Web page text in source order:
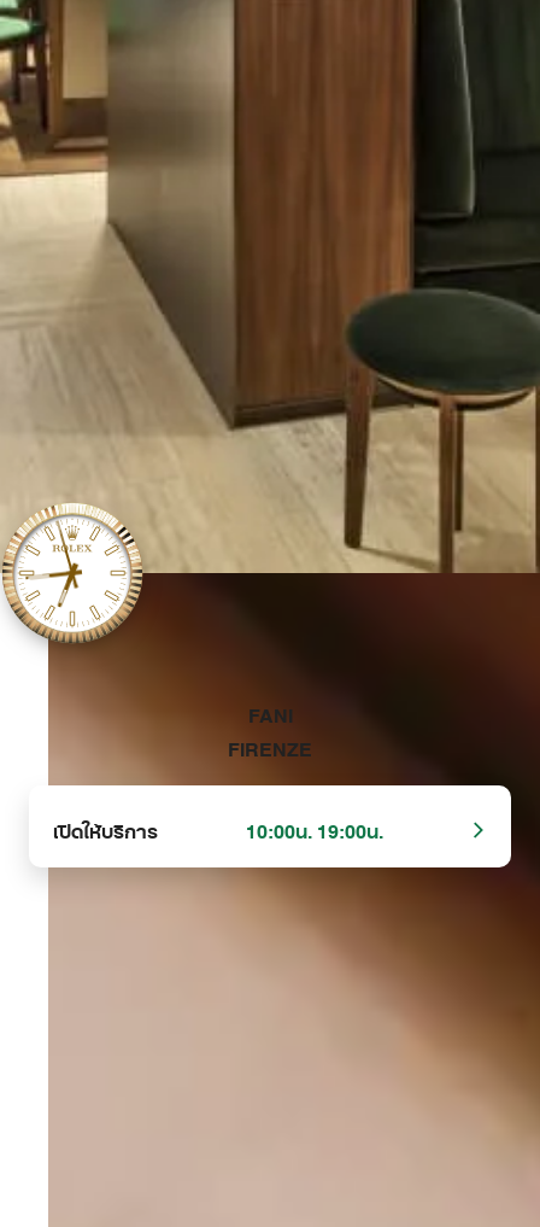
‭FANI
FIRENZE‬
เปิดให้บริการ 10:00น. 19:00น.